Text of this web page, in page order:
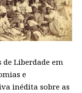
de Liberdade em
e
inédita sobre as